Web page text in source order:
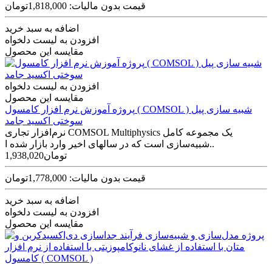
قیمت بدون مالیات: 1,818,000تومان
اضافه به سبد خرید
افزودن به لیست دلخواه
مقایسه این محصول
افزودن به لیست دلخواه
مقایسه این محصول
پروژه آموزش نرم افزار کامسول ( COMSOL ) شبیه سازی پیل
سوختی اکسید جامد
نرم‌افزار تجاری COMSOL Multiphysics یک مجموعه کامل
شبیه‌سازی است که در سال­های اخیر وارد بازار شده ا..
1,938,020تومان
قیمت بدون مالیات: 1,778,000تومان
اضافه به سبد خرید
افزودن به لیست دلخواه
مقایسه این محصول